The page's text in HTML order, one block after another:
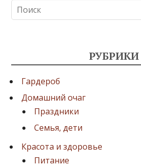
РУБРИКИ
Гардероб
Домашний очаг
Праздники
Семья, дети
Красота и здоровье
Питание